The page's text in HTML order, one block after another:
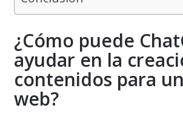
¿Cómo puede
ayudar en la
contenidos para
web?